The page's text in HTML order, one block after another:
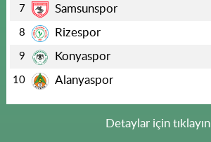
7 Samsunspor
8 Rizespor
9 Konyaspor
10 Alanyaspor
Detaylar için tıklayın